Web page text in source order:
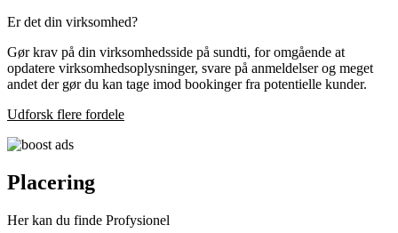
Er det din virksomhed?
Gør krav på din virksomhedsside på sundti, for omgående at
opdatere virksomhedsoplysninger, svare på anmeldelser og meget
andet der gør du kan tage imod bookinger fra potentielle kunder.
Udforsk flere fordele
Placering
Her kan du finde Profysionel